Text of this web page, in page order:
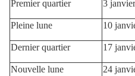
Premier quartier 3
Pleine lune 10
Dernier quartier 17
Nouvelle lune 24